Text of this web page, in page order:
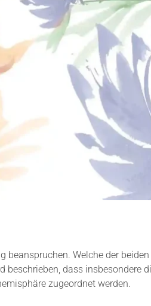
beanspruchen. Welche der
dass insbesondere
zugeordnet werden.